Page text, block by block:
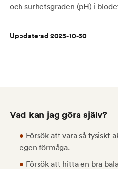
och surhetsgraden (pH) i
Uppdaterad 2025-10-30
Vad kan jag göra själv?
• Försök att vara så fysiskt
egen förmåga.
• Försök att hitta en bra